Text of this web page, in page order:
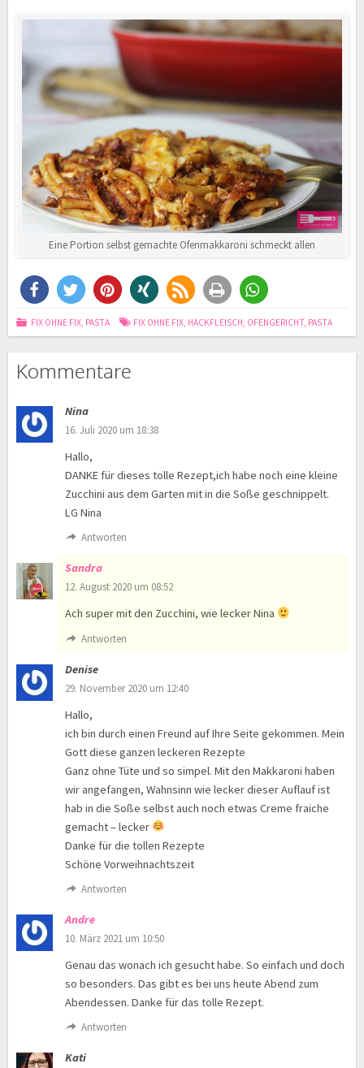
Eine Portion selbst gemachte Ofenmakkaroni schmeckt allen
FIX OHNE FIX, PASTA FIX OHNE FIX, HACKFLEISCH, OFENGERICHT, PASTA
Kommentare
Nina
16. Juli 2020 um 18:38
Hallo,
DANKE für dieses tolle Rezept,ich habe noch eine kleine
Zucchini aus dem Garten mit in die Soße geschnippelt.
LG Nina
Antworten
Sandra
12. August 2020 um 08:52
Ach super mit den Zucchini, wie lecker Nina
Antworten
Denise
29. November 2020 um 12:40
Hallo,
ich bin durch einen Freund auf Ihre Seite gekommen. Mein
Gott diese ganzen leckeren Rezepte
Ganz ohne Tüte und so simpel. Mit den Makkaroni haben
wir angefangen, Wahnsinn wie lecker dieser Auflauf ist
hab in die Soße selbst auch noch etwas Creme fraiche
gemacht – lecker
Danke für die tollen Rezepte
Schöne Vorweihnachtszeit
Antworten
Andre
10. März 2021 um 10:50
Genau das wonach ich gesucht habe. So einfach und doch
so besonders. Das gibt es bei uns heute Abend zum
Abendessen. Danke für das tolle Rezept.
Antworten
Kati